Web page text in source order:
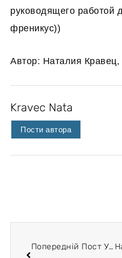
руководящего
френикус))
Автор: Наталия
Kravec Nata
Пости автора
Попередній Пост У Блозі